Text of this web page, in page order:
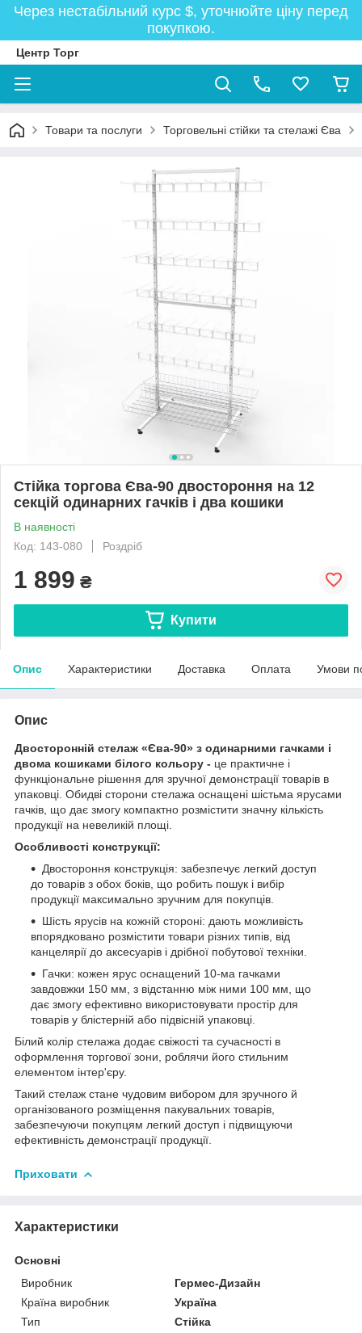
Через нестабільний курс $, уточнюйте ціну перед
покупкою.
Центр Торг
Товари та послуги Торговельні стійки та стелажі Єва
Стійка торгова Єва-90 двостороння на 12
секцій одинарних гачків і два кошики
В наявності
Код: 143-080
Роздріб
1 899 ₴
Купити
Опис Характеристики Доставка Оплата Умови
Опис
Двосторонній стелаж «Єва-90» з одинарними гачками і
двома кошиками білого кольору - це практичне і
функціональне рішення для зручної демонстрації товарів в
упаковці. Обидві сторони стелажа оснащені шістьма ярусами
гачків, що дає змогу компактно розмістити значну кількість
продукції на невеликій площі.
Особливості конструкції:
Двостороння конструкція: забезпечує легкий доступ
до товарів з обох боків, що робить пошук і вибір
продукції максимально зручним для покупців.
Шість ярусів на кожній стороні: дають можливість
впорядковано розмістити товари різних типів, від
канцелярії до аксесуарів і дрібної побутової техніки.
Гачки: кожен ярус оснащений 10-ма гачками
завдовжки 150 мм, з відстанню між ними 100 мм, що
дає змогу ефективно використовувати простір для
товарів у блістерній або підвісній упаковці.
Білий колір стелажа додає свіжості та сучасності в
оформлення торгової зони, роблячи його стильним
елементом інтер'єру.
Такий стелаж стане чудовим вибором для зручного й
організованого розміщення пакувальних товарів,
забезпечуючи покупцям легкий доступ і підвищуючи
ефективність демонстрації продукції.
Приховати
Характеристики
Основні
Виробник
Гермес-Дизайн
Країна виробник
Україна
Тип
Стійка